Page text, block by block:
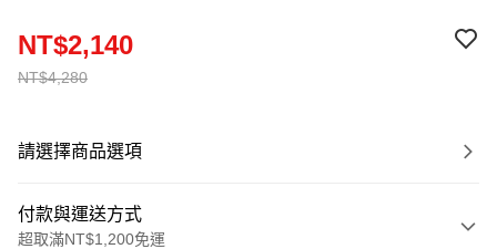
NT$4,280
NT$2,140
請選擇商品選項
付款與運送方式
超取滿NT$1,200免運